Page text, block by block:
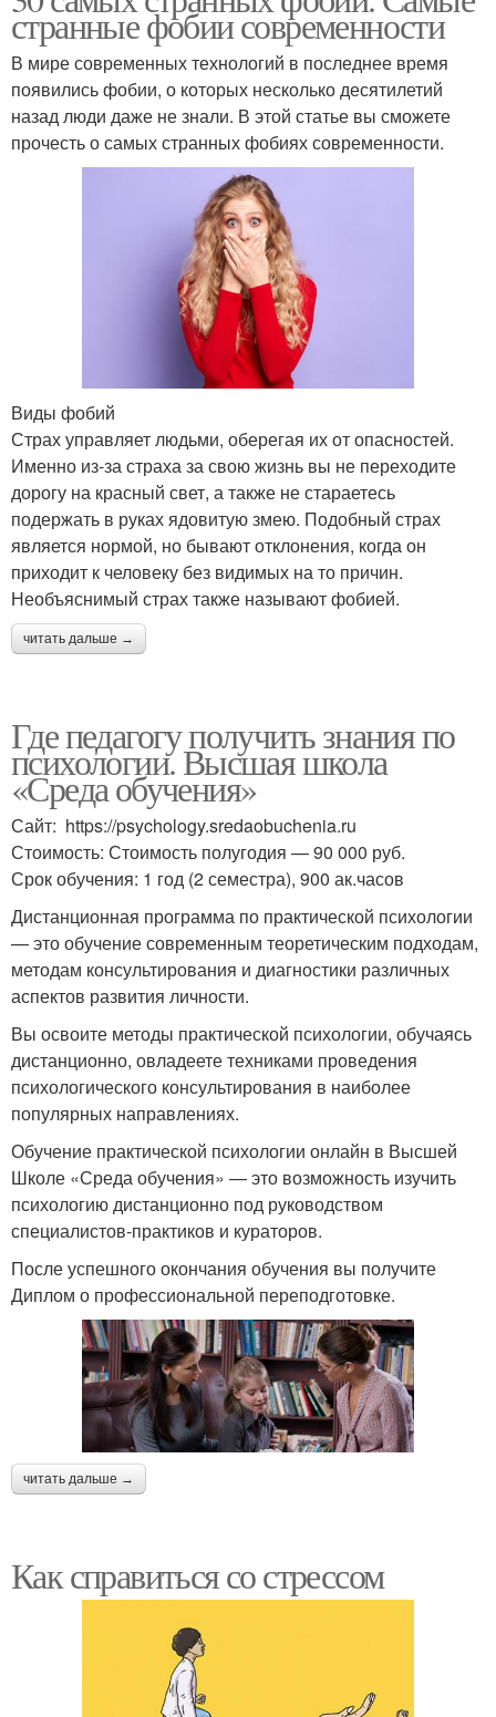
странные фобии современности
В мире современных технологий в последнее время
появились фобии, о которых несколько десятилетий
назад люди даже не знали. В этой статье вы сможете
прочесть о самых странных фобиях современности.
Виды фобий
Страх управляет людьми, оберегая их от опасностей.
Именно из-за страха за свою жизнь вы не переходите
дорогу на красный свет, а также не стараетесь
подержать в руках ядовитую змею. Подобный страх
является нормой, но бывают отклонения, когда он
приходит к человеку без видимых на то причин.
Необъяснимый страх также называют фобией.
читать дальше →
Где педагогу получить знания по
психологии. Высшая школа
«Среда обучения»
Сайт: https://psychology.sredaobuchenia.ru
Стоимость: Стоимость полугодия — 90 000 руб.
Срок обучения: 1 год (2 семестра), 900 ак.часов
Дистанционная программа по практической психологии
— это обучение современным теоретическим подходам,
методам консультирования и диагностики различных
аспектов развития личности.
Вы освоите методы практической психологии, обучаясь
дистанционно, овладеете техниками проведения
психологического консультирования в наиболее
популярных направлениях.
Обучение практической психологии онлайн в Высшей
Школе «Среда обучения» — это возможность изучить
психологию дистанционно под руководством
специалистов-практиков и кураторов.
После успешного окончания обучения вы получите
Диплом о профессиональной переподготовке.
читать дальше →
Как справиться со стрессом